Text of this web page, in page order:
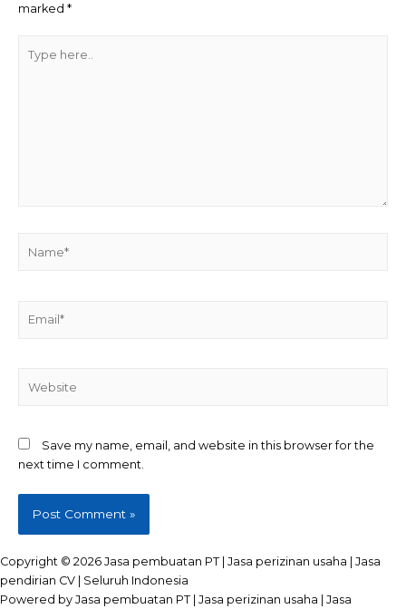
marked *
here..
Save my name, email, and website in this browser for the
next time I comment.
Copyright © 2026 Jasa pembuatan PT | Jasa perizinan usaha | Jasa
pendirian CV | Seluruh Indonesia
Powered by Jasa pembuatan PT | Jasa perizinan usaha | Jasa